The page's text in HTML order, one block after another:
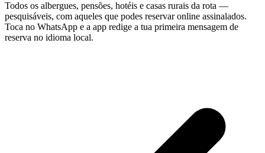
Todos os albergues, pensões, hotéis e casas rurais da rota —
pesquisáveis, com aqueles que podes reservar online assinalados.
Toca no WhatsApp e a app redige a tua primeira mensagem de
reserva no idioma local.